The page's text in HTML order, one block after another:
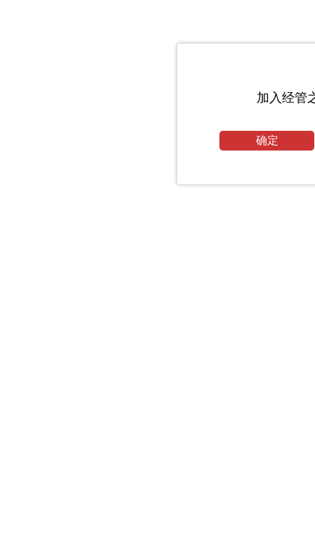
加入经管
确定